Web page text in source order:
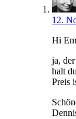
12.
Hi
ja,
halt
Preis